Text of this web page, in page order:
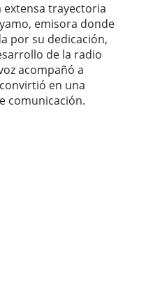
extensa trayectoria
emisora donde
por su dedicación,
de la radio
acompañó a
en una
comunicación.